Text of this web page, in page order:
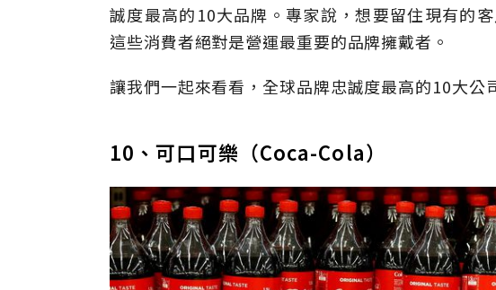
誠度最高的10大品牌。專家說，想要留住現有的
這些消費者絕對是營運最重要的品牌擁戴者。
讓我們一起來看看，全球品牌忠誠度最高的10大公
10、可口可樂（Coca-Cola）